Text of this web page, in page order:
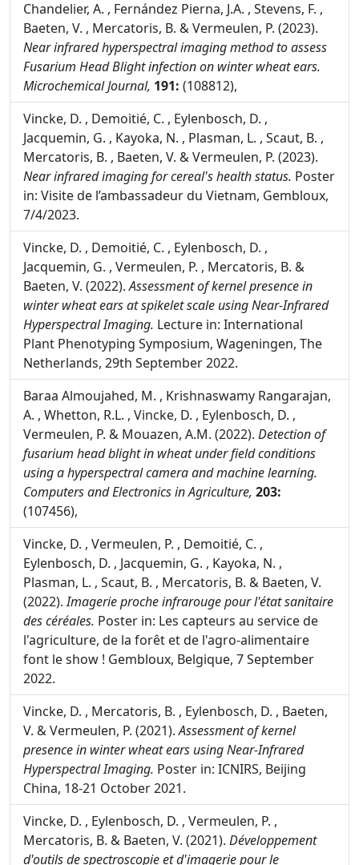
Chandelier, A. , Fernández Pierna, J.A. , Stevens, F. ,
Baeten, V. , Mercatoris, B. & Vermeulen, P. (2023).
Near infrared hyperspectral imaging method to assess
Fusarium Head Blight infection on winter wheat ears.
Microchemical Journal, 191: (108812),
Vincke, D. , Demoitié, C. , Eylenbosch, D. ,
Jacquemin, G. , Kayoka, N. , Plasman, L. , Scaut, B. ,
Mercatoris, B. , Baeten, V. & Vermeulen, P. (2023).
Near infrared imaging for cereal's health status. Poster
in: Visite de l’ambassadeur du Vietnam, Gembloux,
7/4/2023.
Vincke, D. , Demoitié, C. , Eylenbosch, D. ,
Jacquemin, G. , Vermeulen, P. , Mercatoris, B. &
Baeten, V. (2022).Assessment of kernel presence in
winter wheat ears at spikelet scale using Near-Infrared
Hyperspectral Imaging. Lecture in: International
Plant Phenotyping Symposium, Wageningen, The
Netherlands, 29th September 2022.
Baraa Almoujahed, M. , Krishnaswamy Rangarajan,
A. , Whetton, R.L. , Vincke, D. , Eylenbosch, D. ,
Vermeulen, P. & Mouazen, A.M. (2022). Detection of
fusarium head blight in wheat under field conditions
using a hyperspectral camera and machine learning.
Computers and Electronics in Agriculture, 203:
(107456),
Vincke, D. , Vermeulen, P. , Demoitié, C. ,
Eylenbosch, D. , Jacquemin, G. , Kayoka, N. ,
Plasman, L. , Scaut, B. , Mercatoris, B. & Baeten, V.
(2022).Imagerie proche infrarouge pour l'état sanitaire
des céréales. Poster in: Les capteurs au service de
l'agriculture, de la forêt et de l'agro-alimentaire
font le show ! Gembloux, Belgique, 7 September
2022.
Vincke, D. , Mercatoris, B. , Eylenbosch, D. , Baeten,
V. & Vermeulen, P. (2021).Assessment of kernel
presence in winter wheat ears using Near-Infrared
Hyperspectral Imaging. Poster in: ICNIRS, Beijing
China, 18-21 October 2021.
Vincke, D. , Eylenbosch, D. , Vermeulen, P. ,
Mercatoris, B. & Baeten, V. (2021). Développement
d'outils de spectroscopie et d'imagerie pour le